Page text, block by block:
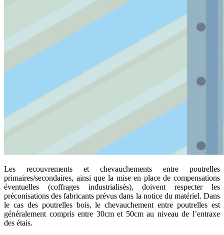
Les recouvrements et chevauchements entre poutrelles
primaires/secondaires, ainsi que la mise en place de compensations
éventuelles (coffrages industrialisés), doivent respecter les
préconisations des fabricants prévus dans la notice du matériel. Dans
le cas des poutrelles bois, le chevauchement entre poutrelles est
généralement compris entre 30cm et 50cm au niveau de l’entraxe
des étais.